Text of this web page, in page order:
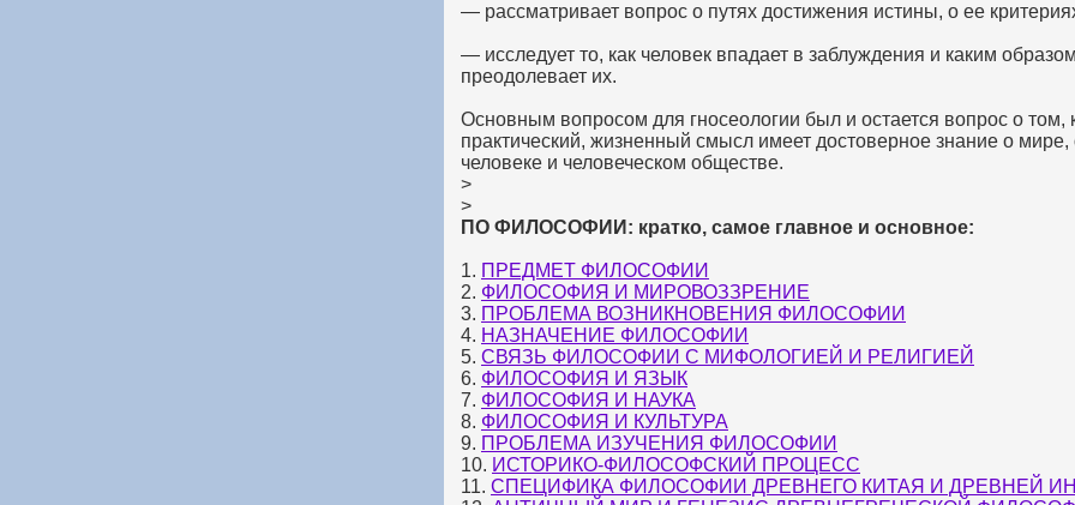
— рассматривает вопрос о путях достижения истины, о ее
— исследует то, как человек впадает в заблуждения и каким образом
преодолевает их.
Основным вопросом для гносеологии был и остается вопрос о том,
практический, жизненный смысл имеет достоверное знание о
человеке и человеческом обществе.
>
>
ПО ФИЛОСОФИИ: кратко, самое главное и основное:
1. ПРЕДМЕТ ФИЛОСОФИИ
2. ФИЛОСОФИЯ И МИРОВОЗЗРЕНИЕ
3. ПРОБЛЕМА ВОЗНИКНОВЕНИЯ ФИЛОСОФИИ
4. НАЗНАЧЕНИЕ ФИЛОСОФИИ
5. СВЯЗЬ ФИЛОСОФИИ С МИФОЛОГИЕЙ И РЕЛИГИЕЙ
6. ФИЛОСОФИЯ И ЯЗЫК
7. ФИЛОСОФИЯ И НАУКА
8. ФИЛОСОФИЯ И КУЛЬТУРА
9. ПРОБЛЕМА ИЗУЧЕНИЯ ФИЛОСОФИИ
10. ИСТОРИКО-ФИЛОСОФСКИЙ ПРОЦЕСС
11. СПЕЦИФИКА ФИЛОСОФИИ ДРЕВНЕГО КИТАЯ И ДРЕВНЕЙ